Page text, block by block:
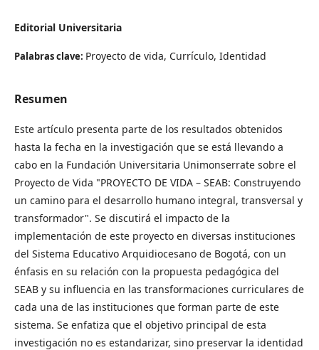
Editorial Universitaria
Palabras clave: Proyecto de vida, Currículo, Identidad
Resumen
Este artículo presenta parte de los resultados obtenidos
hasta la fecha en la investigación que se está llevando a
cabo en la Fundación Universitaria Unimonserrate sobre el
Proyecto de Vida "PROYECTO DE VIDA – SEAB: Construyendo
un camino para el desarrollo humano integral, transversal y
transformador". Se discutirá el impacto de la
implementación de este proyecto en diversas instituciones
del Sistema Educativo Arquidiocesano de Bogotá, con un
énfasis en su relación con la propuesta pedagógica del
SEAB y su influencia en las transformaciones curriculares de
cada una de las instituciones que forman parte de este
sistema. Se enfatiza que el objetivo principal de esta
investigación no es estandarizar, sino preservar la identidad